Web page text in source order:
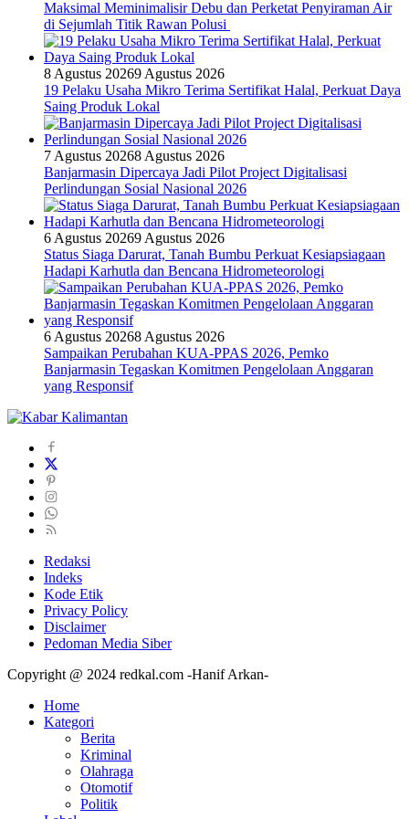
Maksimal Meminimalisir Debu dan Perketat Penyiraman Air
di Sejumlah Titik Rawan Polusi
8 Agustus 20269 Agustus 2026
19 Pelaku Usaha Mikro Terima Sertifikat Halal, Perkuat Daya
Saing Produk Lokal
7 Agustus 20268 Agustus 2026
Banjarmasin Dipercaya Jadi Pilot Project Digitalisasi
Perlindungan Sosial Nasional 2026
6 Agustus 20269 Agustus 2026
Status Siaga Darurat, Tanah Bumbu Perkuat Kesiapsiagaan
Hadapi Karhutla dan Bencana Hidrometeorologi
6 Agustus 20268 Agustus 2026
Sampaikan Perubahan KUA-PPAS 2026, Pemko
Banjarmasin Tegaskan Komitmen Pengelolaan Anggaran
yang Responsif
Redaksi
Indeks
Kode Etik
Privacy Policy
Disclaimer
Pedoman Media Siber
Copyright @ 2024 redkal.com -Hanif Arkan-
Home
Kategori
Berita
Kriminal
Olahraga
Otomotif
Politik